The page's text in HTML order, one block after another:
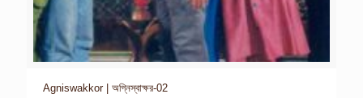
Agniswakkor | অগ্নিস্বাক্ষর-02